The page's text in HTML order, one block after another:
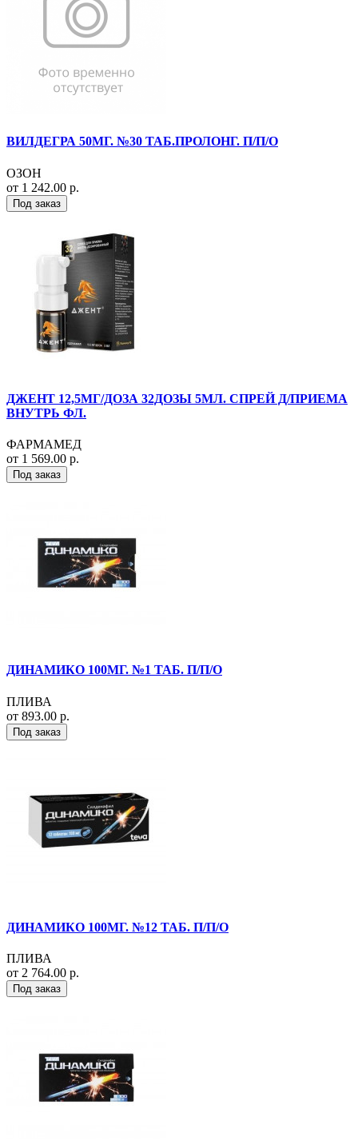
ВИЛДЕГРА 50МГ. №30 ТАБ.ПРОЛОНГ. П/П/О
ОЗОН
от 1 242.00 р.
Под заказ
ДЖЕНТ 12,5МГ/ДОЗА 32ДОЗЫ 5МЛ. СПРЕЙ Д/ПРИЕМА
ВНУТРЬ ФЛ.
ФАРМАМЕД
от 1 569.00 р.
Под заказ
ДИНАМИКО 100МГ. №1 ТАБ. П/П/О
ПЛИВА
от 893.00 р.
Под заказ
ДИНАМИКО 100МГ. №12 ТАБ. П/П/О
ПЛИВА
от 2 764.00 р.
Под заказ